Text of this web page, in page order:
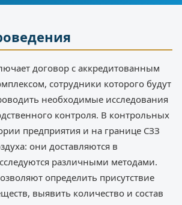
договор с аккредитованным
сотрудники которого будут
необходимые исследования
контроля. В контрольных
предприятия и на границе СЗЗ
они доставляются в
различными методами.
определить присутствие
выявить количество и состав